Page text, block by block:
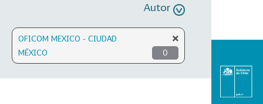
Autor
OFICOM MEXICO - CIUDAD
MÉXICO
0